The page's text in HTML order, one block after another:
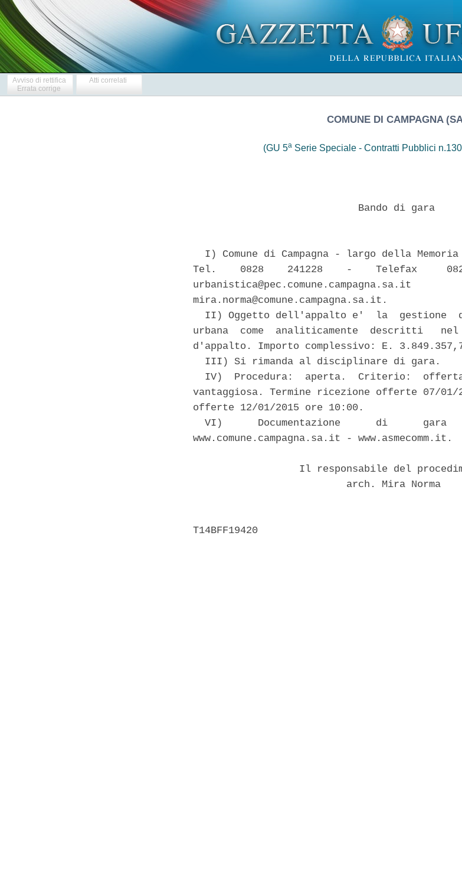
Avviso di rettifica
Errata corrige
Atti correlati
COMUNE DI CAMPAGNA
(GU 5aSerie Speciale - Contratti Pubblici
                            Bando di gara
I) Comune di Campagna - largo della
Tel.    0828    241228    -    Telefax
urbanistica@pec.comune.campagna.sa.it
mira.norma@comune.campagna.sa.it.
II) Oggetto dell'appalto e'  la  gestione
urbana  come  analiticamente  descritti
d'appalto. Importo complessivo: E.
  III) Si rimanda al disciplinare di gara.
IV)  Procedura:  aperta.  Criterio:
vantaggiosa. Termine ricezione offerte 07/01/
offerte 12/01/2015 ore 10:00.
VI)      Documentazione      di      gara
www.comune.campagna.sa.it - www.asmecomm.it.
Il responsabile del
                          arch. Mira Norma